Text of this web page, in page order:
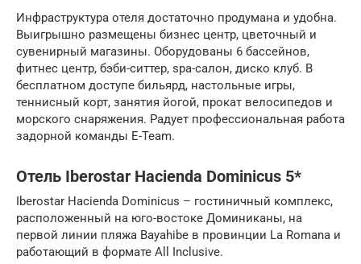
Инфраструктура отеля достаточно продумана и удобна.
Выигрышно размещены бизнес центр, цветочный и
сувенирный магазины. Оборудованы 6 бассейнов,
фитнес центр, бэби-ситтер, spa-салон, диско клуб. В
бесплатном доступе бильярд, настольные игры,
теннисный корт, занятия йогой, прокат велосипедов и
морского снаряжения. Радует профессиональная работа
задорной команды E-Team.
Отель Iberostar Hacienda Dominicus 5*
Iberostar Hacienda Dominicus – гостиничный комплекс,
расположенный на юго-востоке Доминиканы, на
первой линии пляжа Bayahibe в провинции La Romana и
работающий в формате All Inclusive.